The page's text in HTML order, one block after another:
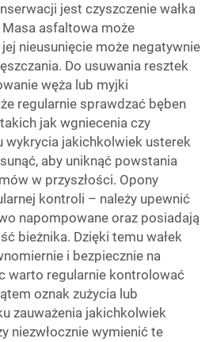
jest czyszczenie wałka
asfaltowa może
nieusunięcie może negatywnie
Do usuwania resztek
węża lub myjki
regularnie sprawdzać bęben
jak wgniecenia czy
wykrycia jakichkolwiek usterek
aby uniknąć powstania
w przyszłości. Opony
kontroli – należy upewnić
napompowane oraz posiadają
bieżnika. Dzięki temu wałek
i bezpiecznie na
warto regularnie kontrolować
oznak zużycia lub
zauważenia jakichkolwiek
niezwłocznie wymienić te